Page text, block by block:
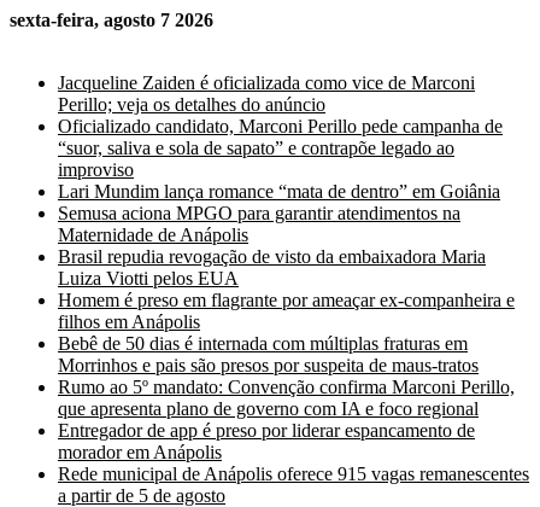
sexta-feira, agosto 7 2026
Jacqueline Zaiden é oficializada como vice de Marconi
Perillo; veja os detalhes do anúncio
Oficializado candidato, Marconi Perillo pede campanha de
“suor, saliva e sola de sapato” e contrapõe legado ao
improviso
Lari Mundim lança romance “mata de dentro” em Goiânia
Semusa aciona MPGO para garantir atendimentos na
Maternidade de Anápolis
Brasil repudia revogação de visto da embaixadora Maria
Luiza Viotti pelos EUA
Homem é preso em flagrante por ameaçar ex-companheira e
filhos em Anápolis
Bebê de 50 dias é internada com múltiplas fraturas em
Morrinhos e pais são presos por suspeita de maus-tratos
Rumo ao 5º mandato: Convenção confirma Marconi Perillo,
que apresenta plano de governo com IA e foco regional
Entregador de app é preso por liderar espancamento de
morador em Anápolis
Rede municipal de Anápolis oferece 915 vagas remanescentes
a partir de 5 de agosto